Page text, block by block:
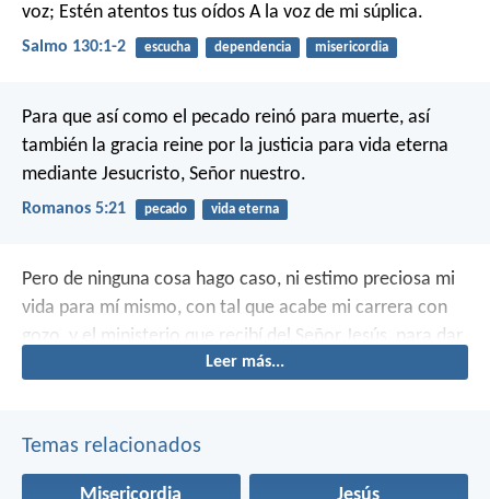
voz; Estén atentos tus oídos A la voz de mi súplica.
Salmo 130:1-2 escucha dependencia misericordia
Para que así como el pecado reinó para muerte, así
también la gracia reine por la justicia para vida eterna
mediante Jesucristo, Señor nuestro.
Romanos 5:21 pecado vida eterna
Pero de ninguna cosa hago caso, ni estimo preciosa mi
vida para mí mismo, con tal que acabe mi carrera con
gozo, y el ministerio que recibí del Señor Jesús, para dar
testimonio del evangelio de la gracia de Dios.
Leer más...
Temas relacionados